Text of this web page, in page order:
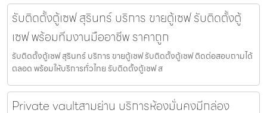
รับติดตั้งตู้เซฟ สุรินทร์ บริการ ขายตู้เซฟ รับติดตั้งตู้
เซฟ พร้อมทีมงานมืออาชีพ ราคาถูก
รับติดตั้งตู้เซฟ สุรินทร์ บริการ ขายตู้เซฟ รับติดตั้งตู้เซฟ ติดต่อสอบถามได้
ตลอด พร้อมให้บริการทั่วไทย รับติดตั้งตู้เซฟ ส
Private vaultสามย่าน บริการห้องมั่นคงมีกล่อง